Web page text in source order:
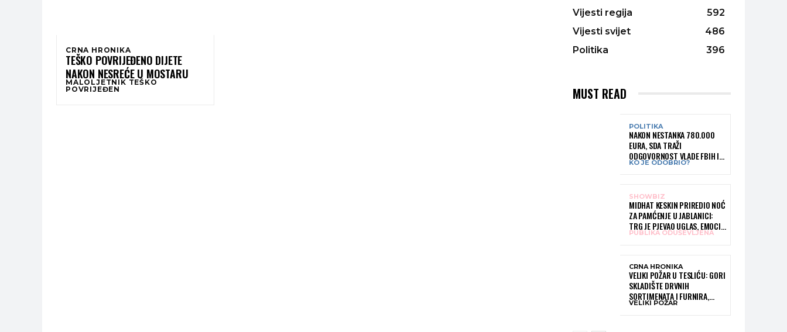
CRNA HRONIKA
TEŠKO POVRIJEĐENO DIJETE
NAKON NESREĆE U MOSTARU
MALOLJETNIK TEŠKO
POVRIJEĐEN
Vijesti regija
592
Vijesti svijet
486
Politika
396
MUST READ
POLITIKA
NAKON NESTANKA 780.000
EURA, SDA TRAŽI
ODGOVORNOST VLADE FBIH I
RUKOVODSTVA IGMANA
KO JE ODOBRIO?
SHOWBIZ
MIDHAT KESKIN PRIREDIO NOĆ
ZA PAMĆENJE U JABLANICI:
TRG JE PJEVAO UGLAS, EMOCIJE
PREPLAVILE RODNI GRAD
PUBLIKA ODUŠEVLJENA
CRNA HRONIKA
VELIKI POŽAR U TESLIĆU: GORI
SKLADIŠTE DRVNIH
SORTIMENATA I FURNIRA,
VATROGASCIMA STIŽE POMOĆ
VELIKI POŽAR